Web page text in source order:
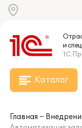
и
Каталог
Главная